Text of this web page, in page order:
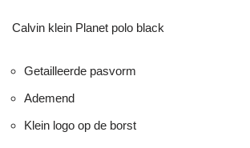
Calvin klein Planet polo black
Getailleerde pasvorm
Ademend
Klein logo op de borst